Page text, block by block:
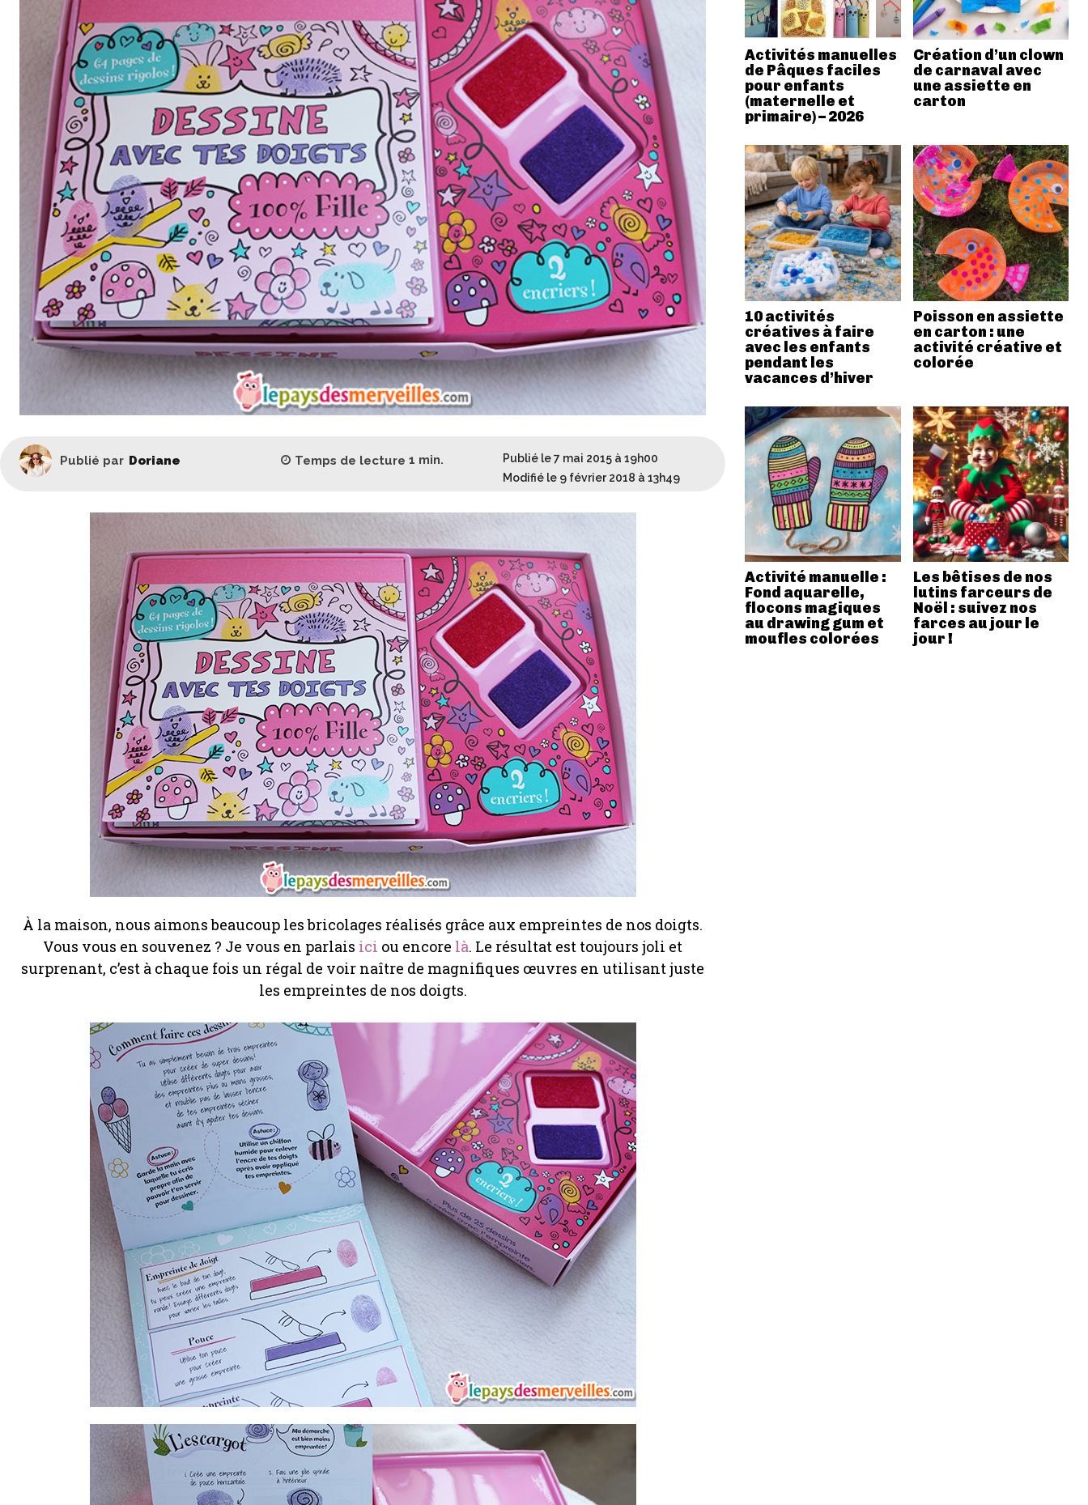
Publié par Doriane Temps de lecture 1 min.
Publié le 7 mai 2015 à 19h00
Modifié le 9 février 2018 à 13h49
À la maison, nous aimons beaucoup les bricolages réalisés grâce aux empreintes de nos doigts.
Vous vous en souvenez ? Je vous en parlais ici ou encore là. Le résultat est toujours joli et
surprenant, c’est à chaque fois un régal de voir naître de magnifiques œuvres en utilisant juste
les empreintes de nos doigts.
Activités manuelles
de Pâques faciles
pour enfants
(maternelle et
primaire) – 2026
Création d’un clown
de carnaval avec
une assiette en
carton
10 activités
créatives à faire
avec les enfants
pendant les
vacances d’hiver
Poisson en assiette
en carton : une
activité créative et
colorée
Activité manuelle :
Fond aquarelle,
flocons magiques
au drawing gum et
moufles colorées
Les bêtises de nos
lutins farceurs de
Noël : suivez nos
farces au jour le
jour !